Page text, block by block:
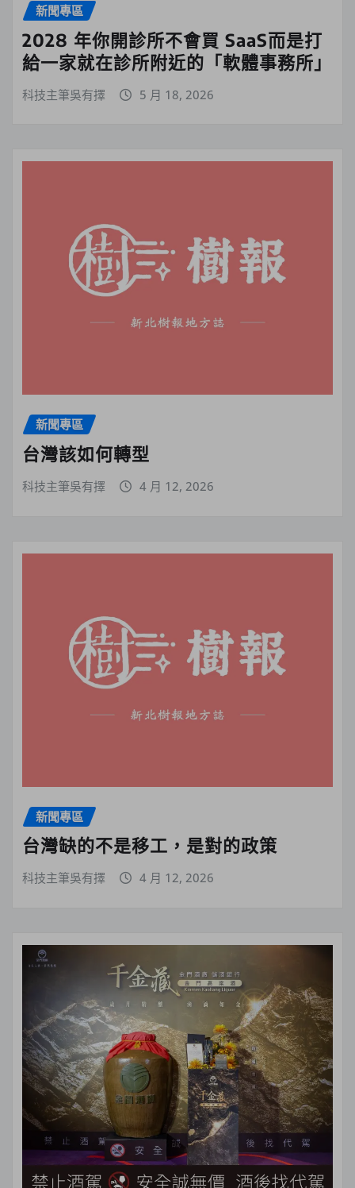
新聞專區
2028 年你開診所不會買 SaaS而是打
給一家就在診所附近的「軟體事務所」
科技主筆吳有擇 5 月 18, 2026
新聞專區
台灣該如何轉型
科技主筆吳有擇 4 月 12, 2026
新聞專區
台灣缺的不是移工，是對的政策
科技主筆吳有擇 4 月 12, 2026